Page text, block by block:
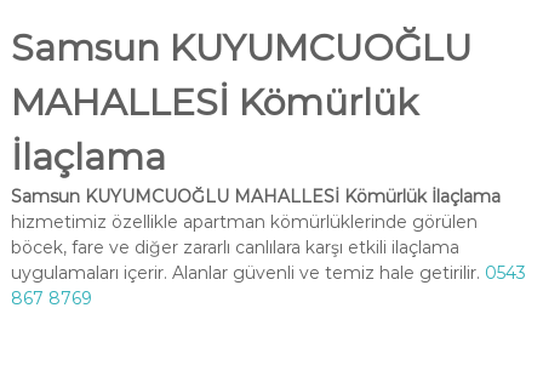
Samsun KUYUMCUOĞLU
MAHALLESİ Kömürlük
İlaçlama
Samsun KUYUMCUOĞLU MAHALLESİ Kömürlük İlaçlama
hizmetimiz özellikle apartman kömürlüklerinde görülen
böcek, fare ve diğer zararlı canlılara karşı etkili ilaçlama
uygulamaları içerir. Alanlar güvenli ve temiz hale getirilir. 0543
867 8769